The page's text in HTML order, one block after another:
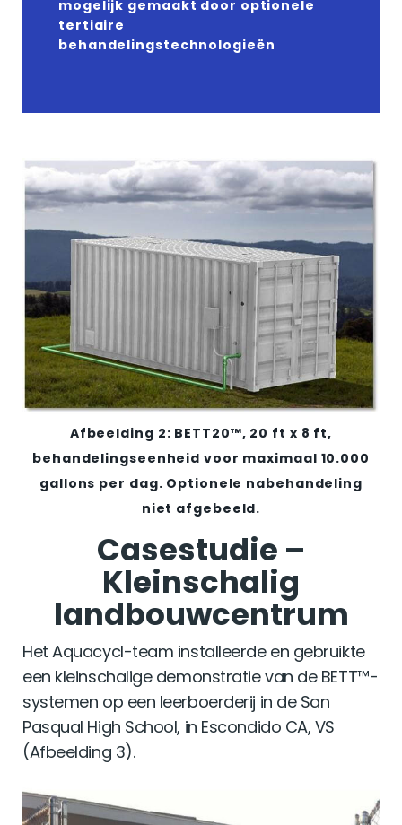
mogelijk gemaakt door optionele
tertiaire
behandelingstechnologieën
Afbeelding 2: BETT20™, 20 ft x 8 ft,
behandelingseenheid voor maximaal 10.000
gallons per dag. Optionele nabehandeling
niet afgebeeld.
Casestudie –
Kleinschalig
landbouwcentrum
Het Aquacycl-team installeerde en gebruikte
een kleinschalige demonstratie van de BETT™-
systemen op een leerboerderij in de San
Pasqual High School, in Escondido CA, VS
(Afbeelding 3).